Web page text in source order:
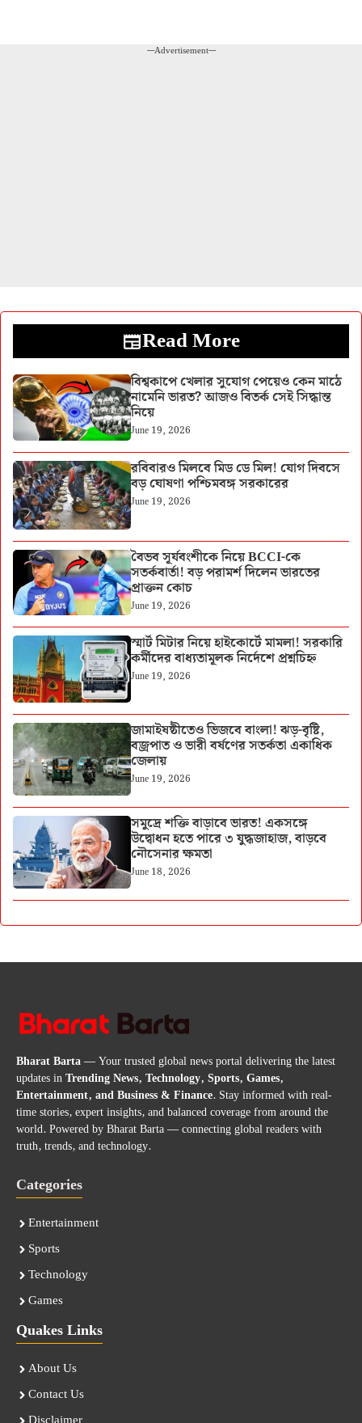
---Advertisement---
Read More
বিশ্বকাপে খেলার সুযোগ পেয়েও কেন মাঠে
নামেনি ভারত? আজও বিতর্ক সেই সিদ্ধান্ত
নিয়ে
June 19, 2026
রবিবারও মিলবে মিড ডে মিল! যোগ দিবসে
বড় ঘোষণা পশ্চিমবঙ্গ সরকারের
June 19, 2026
বৈভব সূর্যবংশীকে নিয়ে BCCI-কে
সতর্কবার্তা! বড় পরামর্শ দিলেন ভারতের
প্রাক্তন কোচ
June 19, 2026
স্মার্ট মিটার নিয়ে হাইকোর্টে মামলা! সরকারি
কর্মীদের বাধ্যতামূলক নির্দেশে প্রশ্নচিহ্ন
June 19, 2026
জামাইষষ্ঠীতেও ভিজবে বাংলা! ঝড়-বৃষ্টি,
বজ্রপাত ও ভারী বর্ষণের সতর্কতা একাধিক
জেলায়
June 19, 2026
সমুদ্রে শক্তি বাড়াবে ভারত! একসঙ্গে
উদ্বোধন হতে পারে ৩ যুদ্ধজাহাজ, বাড়বে
নৌসেনার ক্ষমতা
June 18, 2026
Bharat Barta— Your trusted global news portal delivering the latest
updates inTrending News, Technology, Sports, Games,
Entertainment, and Business & Finance. Stay informed with real-
time stories, expert insights, and balanced coverage from around the
world. Powered by Bharat Barta — connecting global readers with
truth, trends, and technology.
Categories
Entertainment
Sports
Technology
Games
Quakes Links
About Us
Contact Us